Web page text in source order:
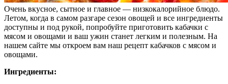
Очень вкусное, сытное и главное — низкокалорийное блюдо.
Летом, когда в самом разгаре сезон овощей и все ингредиенты
доступны и под рукой, попробуйте приготовить кабачки с
мясом и овощами и ваш ужин станет легким и полезным. На
нашем сайте мы откроем вам наш рецепт кабачков с мясом и
овощами.
Ингредиенты: